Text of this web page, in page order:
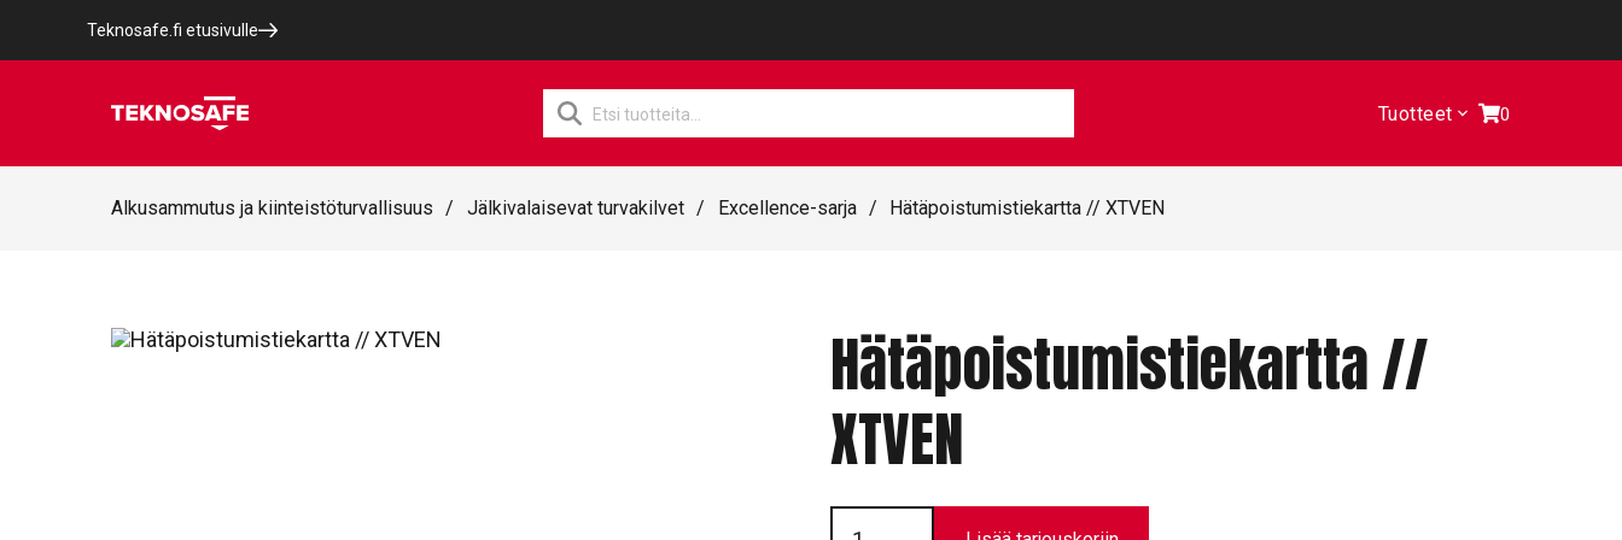
Teknosafe.fi etusivulle
Products
search
Tuotteet 0
Alkusammutus ja kiinteistöturvallisuus / Jälkivalaisevat turvakilvet / Excellence-sarja / Hätäpoistumistiekartta // XTVEN
Hätäpoistumistiekartta //
XTVEN
Hätäpoistumistiekartta